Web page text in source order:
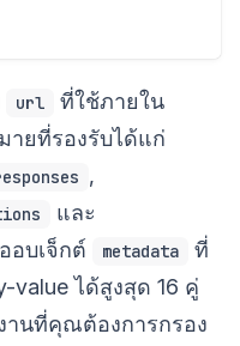
url
ที่ใช้ภายใน
ายที่รองรับได้แก่
,
และ
อบเจ็กต์ metadata
ที่
value ได้สูงสุด 16 คู่
านที่คุณต้องการกรอง